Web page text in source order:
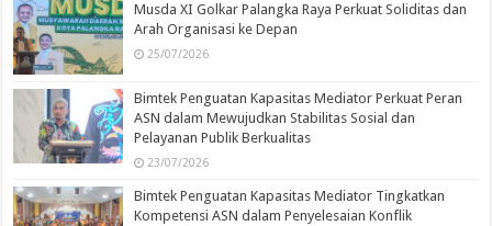
Musda XI Golkar Palangka Raya Perkuat Soliditas dan
Arah Organisasi ke Depan
25/07/2026
Bimtek Penguatan Kapasitas Mediator Perkuat Peran
ASN dalam Mewujudkan Stabilitas Sosial dan
Pelayanan Publik Berkualitas
23/07/2026
Bimtek Penguatan Kapasitas Mediator Tingkatkan
Kompetensi ASN dalam Penyelesaian Konflik